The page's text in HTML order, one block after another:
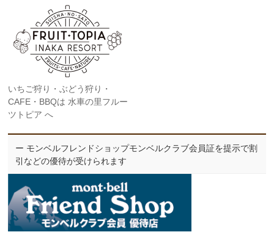
いちご狩り・ぶどう狩り・
CAFE・BBQは 水車の里フルー
ツトピア へ
ー モンベルフレンドショップモンベルクラブ会員証を提示で割
引などの優待が受けられます